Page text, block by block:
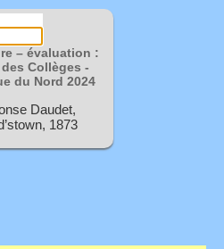
– évaluation :
Collèges -
du Nord 2024
Daudet,
1873